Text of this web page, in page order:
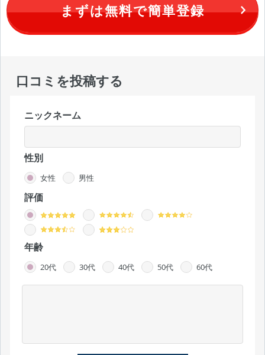
まずは無料で簡単登録
口コミを投稿する
ニックネーム
性別
女性 男性
評価
年齢
20代 30代 40代 50代 60代